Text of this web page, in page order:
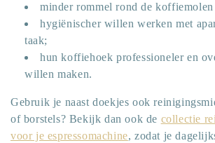
minder rommel rond de
hygiënischer willen werken met
taak;
hun koffiehoek professioneler en
willen maken.
Gebruik je naast doekjes ook
of borstels? Bekijk dan ook de collectie
voor je espressomachine, zodat je